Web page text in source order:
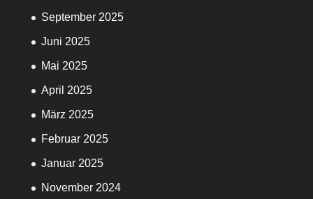
September 2025
Juni 2025
Mai 2025
April 2025
März 2025
Februar 2025
Januar 2025
November 2024